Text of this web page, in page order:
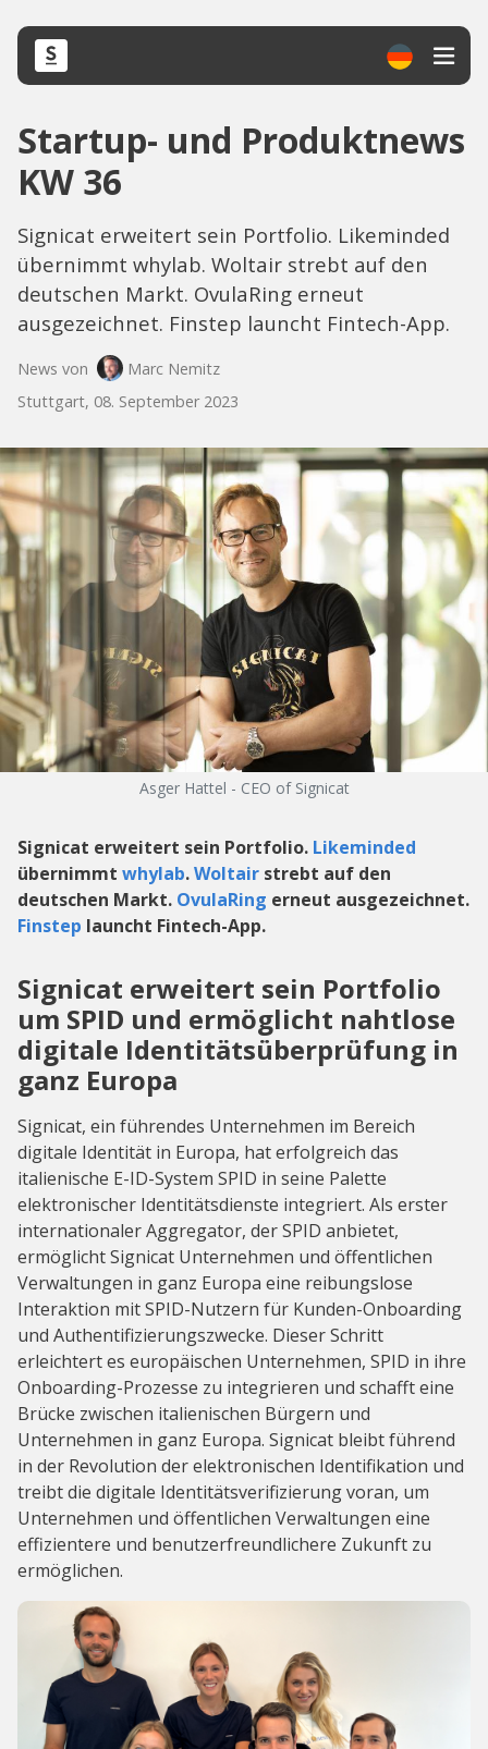
Startup- und Produktnews
KW 36
Signicat erweitert sein Portfolio. Likeminded
übernimmt whylab. Woltair strebt auf den
deutschen Markt. OvulaRing erneut
ausgezeichnet. Finstep launcht Fintech-App.
News von
Marc Nemitz
Stuttgart, 08. September 2023
Asger Hattel - CEO of Signicat
Signicat erweitert sein Portfolio. Likeminded
übernimmt whylab.Woltair strebt auf den
deutschen Markt. OvulaRing erneut ausgezeichnet.
Finstep launcht Fintech-App.
Signicat erweitert sein Portfolio
um SPID und ermöglicht nahtlose
digitale Identitätsüberprüfung in
ganz Europa
Signicat, ein führendes Unternehmen im Bereich
digitale Identität in Europa, hat erfolgreich das
italienische E-ID-System SPID in seine Palette
elektronischer Identitätsdienste integriert. Als erster
internationaler Aggregator, der SPID anbietet,
ermöglicht Signicat Unternehmen und öffentlichen
Verwaltungen in ganz Europa eine reibungslose
Interaktion mit SPID-Nutzern für Kunden-Onboarding
und Authentifizierungszwecke. Dieser Schritt
erleichtert es europäischen Unternehmen, SPID in ihre
Onboarding-Prozesse zu integrieren und schafft eine
Brücke zwischen italienischen Bürgern und
Unternehmen in ganz Europa. Signicat bleibt führend
in der Revolution der elektronischen Identifikation und
treibt die digitale Identitätsverifizierung voran, um
Unternehmen und öffentlichen Verwaltungen eine
effizientere und benutzerfreundlichere Zukunft zu
ermöglichen.